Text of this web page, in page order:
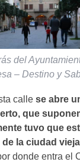
del
– Destino y
calle se abre
que
tuvo que
la ciudad
donde entra el